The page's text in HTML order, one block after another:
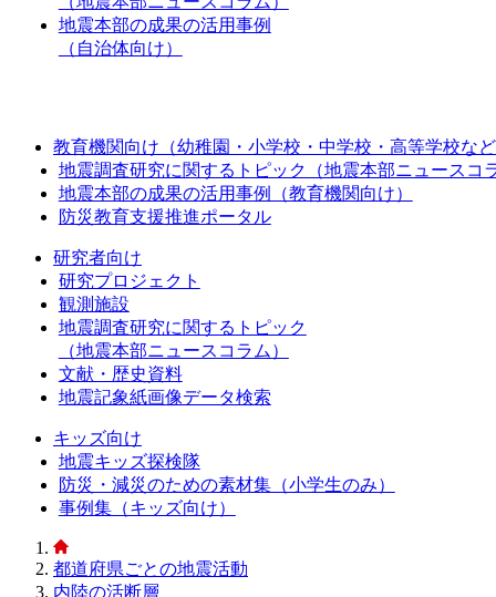
地震本部の成果の活用事例
（自治体向け）
教育機関向け（幼稚園・小学校・中学校・高等学校など
地震調査研究に関するトピック（地震本部ニュースコ
地震本部の成果の活用事例（教育機関向け）
防災教育支援推進ポータル
研究者向け
研究プロジェクト
観測施設
地震調査研究に関するトピック
（地震本部ニュースコラム）
文献・歴史資料
地震記象紙画像データ検索
キッズ向け
地震キッズ探検隊
防災・減災のための素材集（小学生のみ）
事例集（キッズ向け）
都道府県ごとの地震活動
内陸の活断層